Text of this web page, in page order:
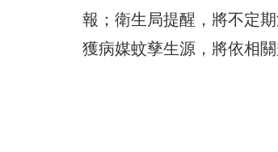
報；衛生局提醒，將不定
獲病媒蚊孳生源，將依相